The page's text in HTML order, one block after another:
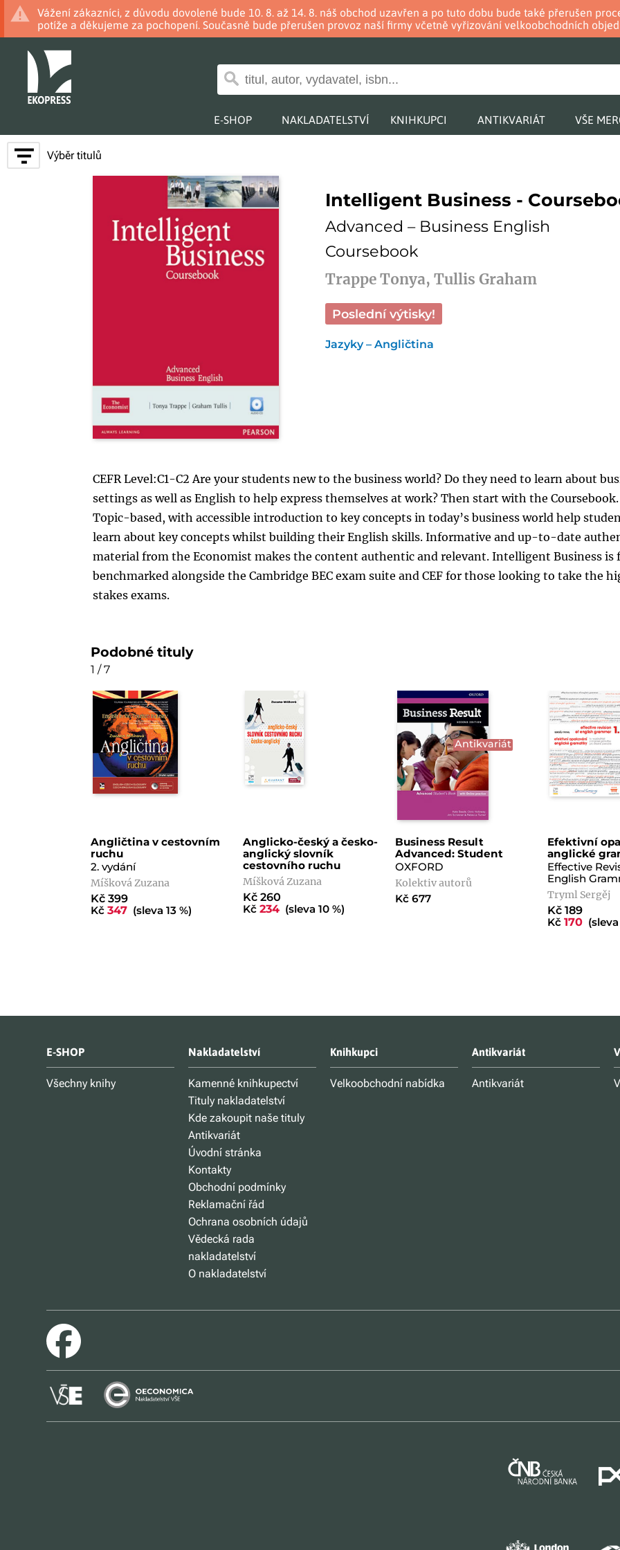
Vážení zákazníci, z důvodu dovolené bude 10. 8. až 14. 8. náš obchod uzavřen a po tuto dobu bude také přerušen
potíže a děkujeme za pochopení. Současně bude přerušen provoz naší firmy včetně vyřizování velkoobchodních
E-SHOP NAKLADATELSTVÍ KNIHKUPCI ANTIKVARIÁT VŠE
Výběr titulů
Intelligent Business -
Advanced – Business English
Coursebook
Trappe Tonya, Tullis Graham
Poslední výtisky!
Jazyky – Angličtina
CEFR Level:C1-C2 Are your students new to the business world? Do they need to learn about
settings as well as English to help express themselves at work? Then start with the Coursebook.
Topic-based, with accessible introduction to key concepts in today’s business world help
learn about key concepts whilst building their English skills. Informative and up-to-date
material from the Economist makes the content authentic and relevant. Intelligent Business is
benchmarked alongside the Cambridge BEC exam suite and CEF for those looking to take the
stakes exams.
Podobné tituly
1 / 7
Angličtina v cestovním
ruchu
2. vydání
Míšková Zuzana
Kč 399
Kč347 (sleva 13 %)
Anglicko-český a česko-
anglický slovník
cestovního ruchu
Míšková Zuzana
Kč 260
Kč234 (sleva 10 %)
Antikvariát
Business Result
Advanced: Student
OXFORD
Kolektiv autorů
Kč 677
Efektivní
anglické
Effective
English
Tryml Sergěj
Kč 189
Kč170 (sleva
E-SHOP
Všechny knihy
Nakladatelství
Kamenné knihkupectví
Tituly nakladatelství
Kde zakoupit naše tituly
Antikvariát
Úvodní stránka
Kontakty
Obchodní podmínky
Reklamační řád
Ochrana osobních údajů
Vědecká rada
nakladatelství
O nakladatelství
Knihkupci
Velkoobchodní nabídka
Antikvariát
Antikvariát